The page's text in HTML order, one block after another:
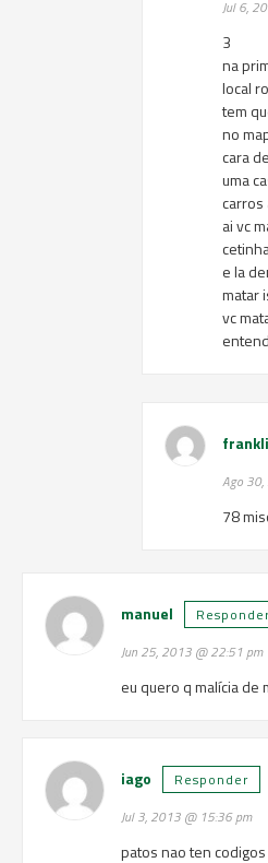
Jul 6,
3
na
local
tem
no
cara
uma
carros
ai vc
e la
matar
vc
Ago
78
manuel
Jun 25, 2013 @ 22:51 pm
eu quero q malícia de
iago Responder
Jul 3, 2013 @ 15:36 pm
patos nao ten